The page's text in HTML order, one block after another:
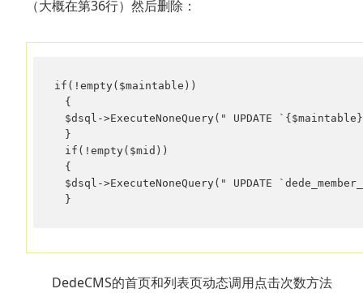
（大概在第36行）然后删除：
if(!empty($maintable))
{
$dsql->ExecuteNoneQuery(" UPDATE
}
if(!empty($mid))
{
$dsql->ExecuteNoneQuery(" UPDATE
}
DedeCMS的首页和列表页动态调用点击次数方法